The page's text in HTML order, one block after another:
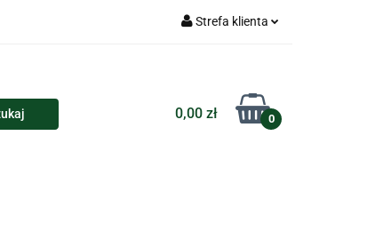
Strefa klienta
Zarejestruj się
Dodaj zgłoszenie
0,00 zł 0